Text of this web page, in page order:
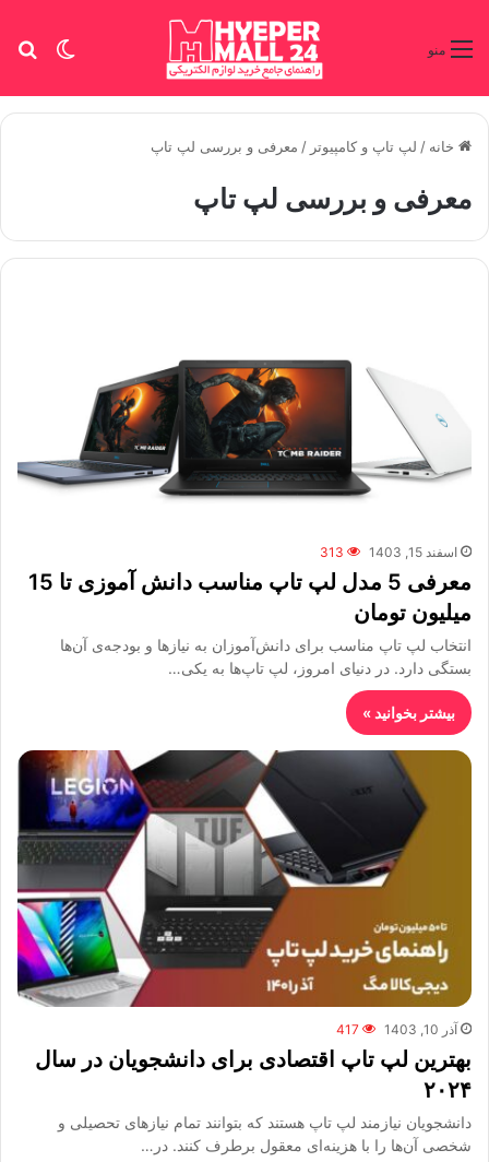
تغییر منو
خانه / لپ تاپ و کامپیوتر / معرفی و بررسی لپ تاپ
معرفی و بررسی لپ تاپ
اسفند 15, 1403 313
معرفی 5 مدل لپ تاپ مناسب دانش آموزی تا 15
میلیون تومان
انتخاب لپ تاپ مناسب برای دانش‌آموزان به نیازها و بودجه‌ی آن‌ها
بستگی دارد. در دنیای امروز، لپ تاپ‌ها به یکی…
بیشتر بخوانید »
آذر 10, 1403 417
بهترین لپ تاپ اقتصادی برای دانشجویان در سال
۲۰۲۴
دانشجویان نیازمند لپ تاپ‌ هستند که بتوانند تمام نیازهای تحصیلی و
شخصی آن‌ها را با هزینه‌ای معقول برطرف کنند. در…